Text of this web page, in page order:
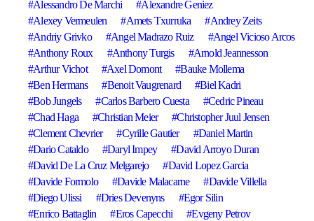
Alessandro De Marchi
Alexandre Geniez
Alexey Vermeulen
Amets Txurruka
Andrey Zeits
Andriy Grivko
Angel Madrazo Ruiz
Angel Vicioso Arcos
Anthony Roux
Anthony Turgis
Arnold Jeannesson
Arthur Vichot
Axel Domont
Bauke Mollema
Ben Hermans
Benoit Vaugrenard
Biel Kadri
Bob Jungels
Carlos Barbero Cuesta
Cedric Pineau
Chad Haga
Christian Meier
Christopher Juul Jensen
Clement Chevrier
Cyrille Gautier
Daniel Martin
Dario Cataldo
Daryl Impey
David Arroyo Duran
David De La Cruz Melgarejo
David Lopez Garcia
Davide Formolo
Davide Malacarne
Davide Villella
Diego Ulissi
Dries Devenyns
Egor Silin
Enrico Battaglin
Eros Capecchi
Evgeny Petrov